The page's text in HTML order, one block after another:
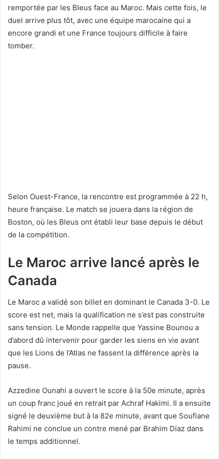
remportée par les Bleus face au Maroc. Mais cette fois, le
duel arrive plus tôt, avec une équipe marocaine qui a
encore grandi et une France toujours difficile à faire
tomber.
Selon Ouest-France, la rencontre est programmée à 22 h,
heure française. Le match se jouera dans la région de
Boston, où les Bleus ont établi leur base depuis le début
de la compétition.
Le Maroc arrive lancé après le
Canada
Le Maroc a validé son billet en dominant le Canada 3-0. Le
score est net, mais la qualification ne s’est pas construite
sans tension. Le Monde rappelle que Yassine Bounou a
d’abord dû intervenir pour garder les siens en vie avant
que les Lions de l’Atlas ne fassent la différence après la
pause.
Azzedine Ounahi a ouvert le score à la 50e minute, après
un coup franc joué en retrait par Achraf Hakimi. Il a ensuite
signé le deuxième but à la 82e minute, avant que Soufiane
Rahimi ne conclue un contre mené par Brahim Diaz dans
le temps additionnel.